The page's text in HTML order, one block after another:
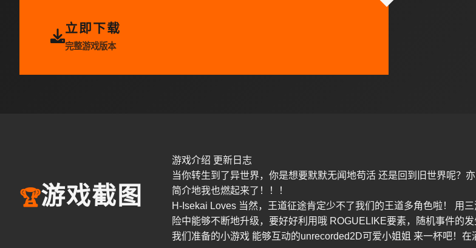
立即下载
完整游戏版本
🏆游戏截图
游戏介绍 更新日志
当你转生到了异世界，你是想要默默无闻地苟活 还是回到旧世界呢？
简介地我也燃起来了！！！
H-Isekai Loves 当然，王道征途肯定少不了我们的王道多角色啦！ 用
险中能够不断地升级，要好好利用哦 ROGUELIKE要素，随机事件的
我们准备的小游戏 能够互动的unrecorded2D可爱小姐姐 来一杯吧！在